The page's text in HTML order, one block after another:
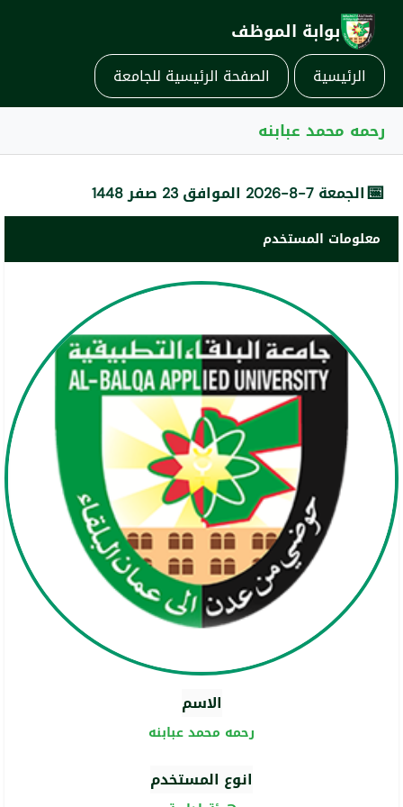
بوابة الموظف
الرئيسية الصفحة الرئيسية للجامعة
رحمه محمد عبابنه
📅الجمعة 7-8-2026 الموافق 23 صفر 1448
معلومات المستخدم
الاسم
رحمه محمد عبابنه
انوع المستخدم